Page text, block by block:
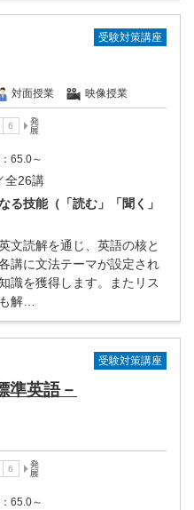
受験対策講座
対面授業 映像授業
65.0～
全26講
る技能（「読む」「聞く」
文読解を通じ、英語の核と
講に文法テーマが設定され
識を獲得します。またリス
解…
受験対策講座
準英語－
65.0～